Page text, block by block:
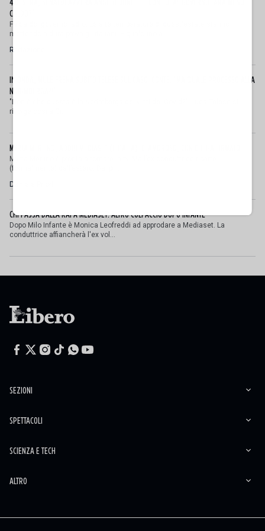
4 DI SERA, SENALDI AZZERA ANGELO BONELLI: "CON LUI AL GOVERNO FARÀ MENO
CALDO?"
Fa caldo, governo ladro. Le alte temperature di quest'estate stanno
mettendo a dura prova gli italiani. E qualcuno a...
Redazione
IN ONDA, MULÈ FRENA SUBITO TELESE SUL CASO-CONTE: "MA QUALE PROCESSO ALLA
NORIMBERGA?!"
"Non è che questa è la Norimberga dei vinti del Covid?". Luca Telese si
rivolge così a Gi...
MYRTA MERLINO, ADDIO MEDIASET (E ITALIA): CLAMOROSO, CON CHI HA FIRMATO
Myrta Merlino è pronta a tornare in tv. Ma l’ex conduttrice riparte
(formalmente) dall’estero. Dal pr...
Daniele Priori
CHI PASSA DALLA RAI A MEDIASET: ALTRO COLPACCIO DOPO INFANTE
Dopo Milo Infante è Monica Leofreddi ad approdare a Mediaset. La
conduttrice affiancherà l'ex vol...
SEZIONI
SPETTACOLI
SCIENZA E TECH
ALTRO